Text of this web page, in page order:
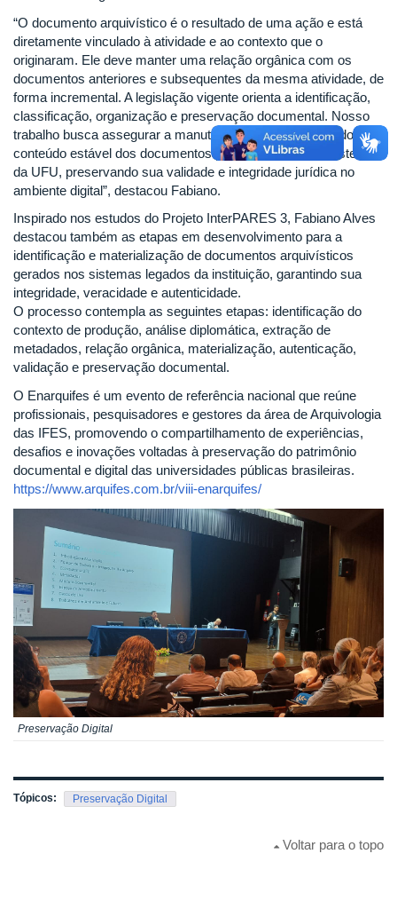
“O documento arquivístico é o resultado de uma ação e está
diretamente vinculado à atividade e ao contexto que o
originaram. Ele deve manter uma relação orgânica com os
documentos anteriores e subsequentes da mesma atividade, de
forma incremental. A legislação vigente orienta a identificação,
classificação, organização e preservação documental. Nosso
trabalho busca assegurar a manutenção da forma fixa e do
conteúdo estável dos documentos produzidos no ecossistema
da UFU, preservando sua validade e integridade jurídica no
ambiente digital”, destacou Fabiano.
Inspirado nos estudos do Projeto InterPARES 3, Fabiano Alves
destacou também as etapas em desenvolvimento para a
identificação e materialização de documentos arquivísticos
gerados nos sistemas legados da instituição, garantindo sua
integridade, veracidade e autenticidade.
O processo contempla as seguintes etapas: identificação do
contexto de produção, análise diplomática, extração de
metadados, relação orgânica, materialização, autenticação,
validação e preservação documental.
O Enarquifes é um evento de referência nacional que reúne
profissionais, pesquisadores e gestores da área de Arquivologia
das IFES, promovendo o compartilhamento de experiências,
desafios e inovações voltadas à preservação do patrimônio
documental e digital das universidades públicas brasileiras.
https://www.arquifes.com.br/viii-enarquifes/
Preservação Digital
Tópicos: Preservação Digital
Voltar para o topo